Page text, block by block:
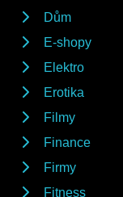
Dům
E-shopy
Elektro
Erotika
Filmy
Finance
Firmy
Fitness